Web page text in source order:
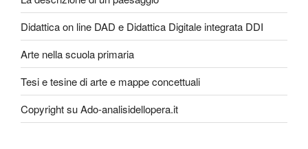
Didattica on line DAD e Didattica Digitale integrata DDI
Arte nella scuola primaria
Tesi e tesine di arte e mappe concettuali
Copyright su Ado-analisidellopera.it